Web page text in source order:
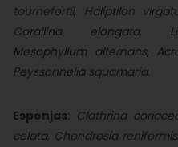
tournefortii, Haliptilon
Corallina elongata,
Mesophyllum alternans,
Peyssonnelia squamaria.
Esponjas: Clathrina
celata, Chondrosia reniformis,